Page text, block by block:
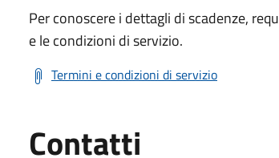
Per conoscere i dettagli di scadenze,
e le condizioni di servizio.
Termini e condizioni di servizio
Contatti